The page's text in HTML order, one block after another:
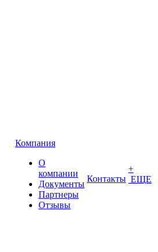
Компания
О
компании
Документы
Партнеры
Отзывы
Контакты
+
ЕЩЕ